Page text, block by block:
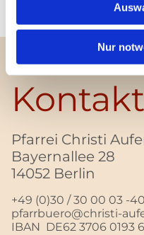
Nur
Kontakt
Pfarrei Christi
Bayernallee 28
14052 Berlin
+49 (0)30 / 30 00 03 -40
pfarrbuero@christi-
IBAN DE62 3706 0193